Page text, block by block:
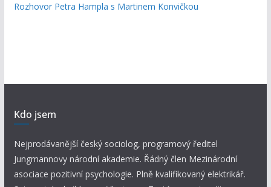
Rozhovor Petra Hampla s Martinem Konvičkou
Kdo jsem
Nejprodávanější český sociolog, programový ředitel
Jungmannovy národní akademie. Řádný člen Mezinárodní
asociace pozitivní psychologie. Plně kvalifikovaný elektrikář.